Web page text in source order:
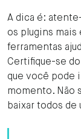
A dica é:
os plugins mais
ferramentas
Certifique-se
que você pode
momento. Não
baixar todos de